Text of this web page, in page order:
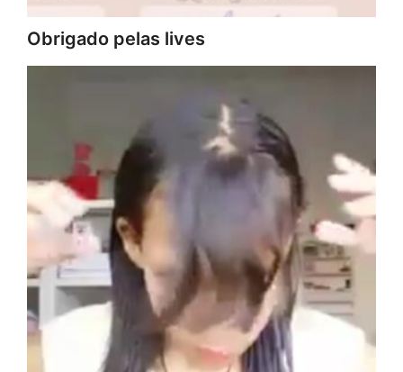
Obrigado pelas lives